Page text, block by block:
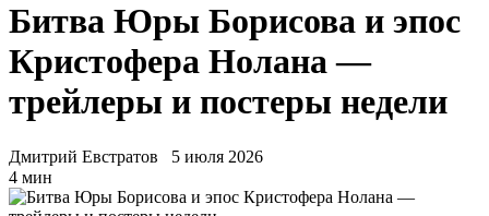
Битва Юры Борисова и эпос
Кристофера Нолана —
трейлеры и постеры недели
Дмитрий Евстратов
5 июля 2026
4 мин